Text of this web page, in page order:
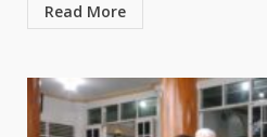
Read More